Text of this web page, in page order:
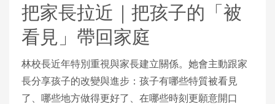
把家長拉近｜把孩子的「被
看見」帶回家庭
林校長近年特別重視與家長建立關係。她會主動跟家
長分享孩子的改變與進步：孩子有哪些特質被看見
了、哪些地方做得更好了、在哪些時刻更願意開口